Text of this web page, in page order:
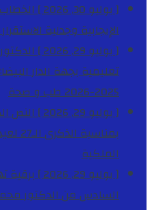
[ يوليو 30, 2026 ]
الإيجابية وجدلية
[ يوليو 29, 2026 ]
تعليمية بجهة الدار
2025-2026
طب و صحة
[ يوليو 29, 2026 ]
النص
بمناسبة الذكرى الـ27 لعيد العرش المجيد
الملكية
[ يوليو 29, 2026 ]
برقية
السادس من الدكتور